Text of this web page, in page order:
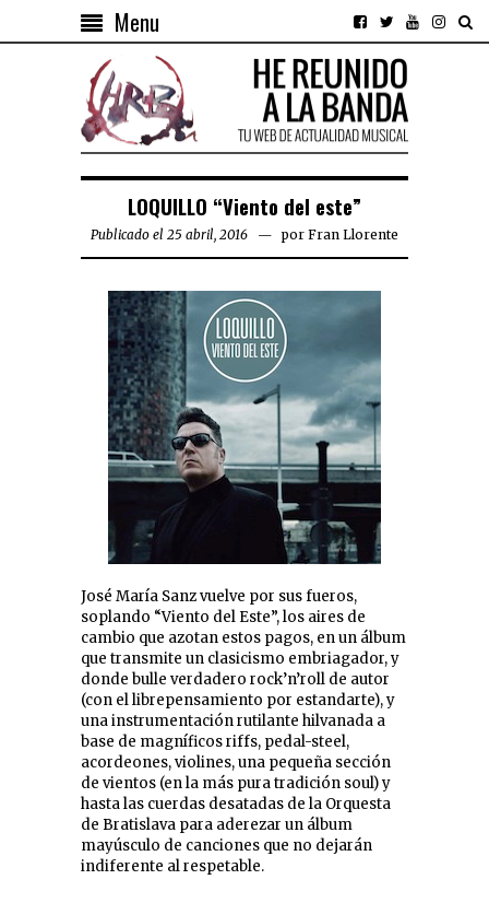
Menu
LOQUILLO “Viento del este”
Publicado el 25 abril, 2016 por Fran Llorente
José María Sanz vuelve por sus fueros,
soplando “Viento del Este”, los aires de
cambio que azotan estos pagos, en un álbum
que transmite un clasicismo embriagador, y
donde bulle verdadero rock’n’roll de autor
(con el librepensamiento por estandarte), y
una instrumentación rutilante hilvanada a
base de magníficos riffs, pedal-steel,
acordeones, violines, una pequeña sección
de vientos (en la más pura tradición soul) y
hasta las cuerdas desatadas de la Orquesta
de Bratislava para aderezar un álbum
mayúsculo de canciones que no dejarán
indiferente al respetable.